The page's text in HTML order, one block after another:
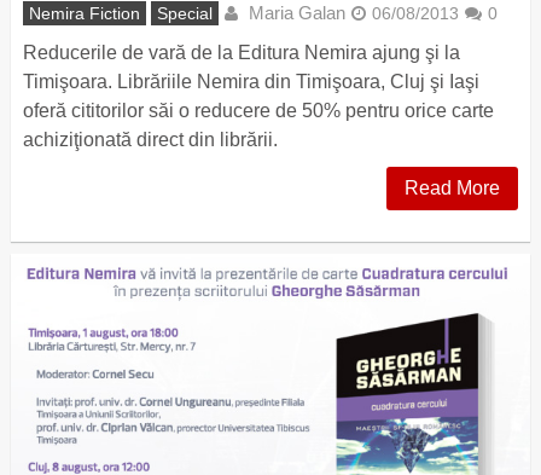
Nemira Fiction Special Maria Galan 06/08/2013 0
Reducerile de vară de la Editura Nemira ajung şi la
Timişoara. Librăriile Nemira din Timişoara, Cluj şi Iaşi
oferă cititorilor săi o reducere de 50% pentru orice carte
achiziţionată direct din librării.
Read More